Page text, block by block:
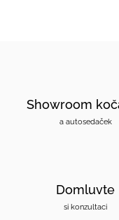
Showroom
a autosedaček
Domluvte
si konzultaci